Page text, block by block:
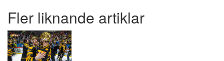
Fler liknande artiklar